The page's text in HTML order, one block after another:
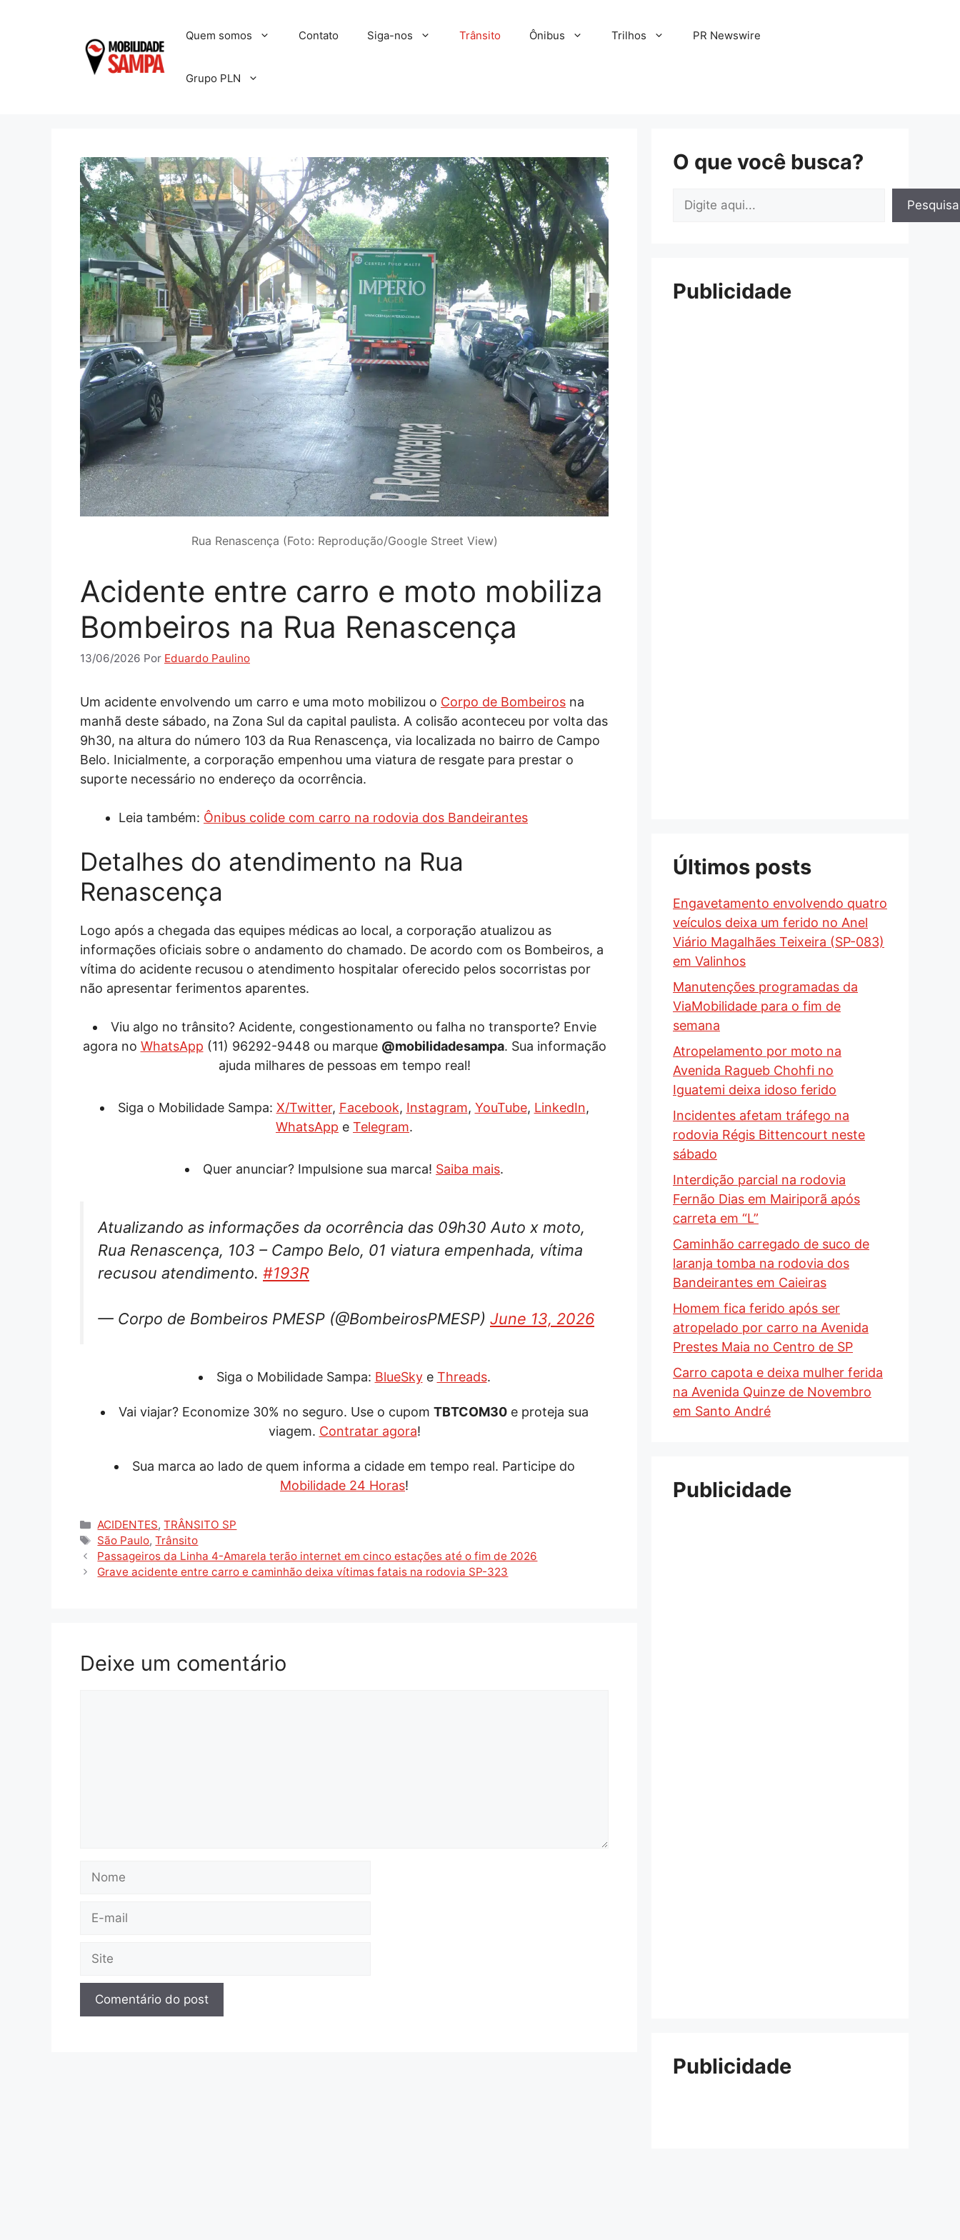
Quem somos Contato Siga-nos Trânsito Ônibus Trilhos PR Newswire
Grupo PLN
Rua Renascença (Foto: Reprodução/Google Street View)
Acidente entre carro e moto mobiliza
Bombeiros na Rua Renascença
13/06/2026 Por Eduardo Paulino
Um acidente envolvendo um carro e uma moto mobilizou o Corpo de Bombeiros na
manhã deste sábado, na Zona Sul da capital paulista. A colisão aconteceu por volta das
9h30, na altura do número 103 da Rua Renascença, via localizada no bairro de Campo
Belo. Inicialmente, a corporação empenhou uma viatura de resgate para prestar o
suporte necessário no endereço da ocorrência.
Leia também: Ônibus colide com carro na rodovia dos Bandeirantes
Detalhes do atendimento na Rua
Renascença
Logo após a chegada das equipes médicas ao local, a corporação atualizou as
informações oficiais sobre o andamento do chamado. De acordo com os Bombeiros, a
vítima do acidente recusou o atendimento hospitalar oferecido pelos socorristas por
não apresentar ferimentos aparentes.
Viu algo no trânsito? Acidente, congestionamento ou falha no transporte? Envie
agora no WhatsApp (11) 96292-9448 ou marque @mobilidadesampa. Sua informação
ajuda milhares de pessoas em tempo real!
Siga o Mobilidade Sampa: X/Twitter, Facebook, Instagram, YouTube, LinkedIn,
WhatsApp e Telegram.
Quer anunciar? Impulsione sua marca! Saiba mais.
Atualizando as informações da ocorrência das 09h30 Auto x moto,
Rua Renascença, 103 – Campo Belo, 01 viatura empenhada, vítima
recusou atendimento. #193R
— Corpo de Bombeiros PMESP (@BombeirosPMESP) June 13, 2026
Siga o Mobilidade Sampa: BlueSkye Threads.
Vai viajar? Economize 30% no seguro. Use o cupom TBTCOM30e proteja sua
viagem. Contratar agora!
Sua marca ao lado de quem informa a cidade em tempo real. Participe do
Mobilidade 24 Horas!
Categorias
ACIDENTES,TRÂNSITO SP
Tags
São Paulo,Trânsito
Passageiros da Linha 4-Amarela terão internet em cinco estações até o fim de 2026
Grave acidente entre carro e caminhão deixa vítimas fatais na rodovia SP-323
Deixe um comentário
Nome
E-
Site
O que você busca?
Pesquisar
Publicidade
Últimos posts
Engavetamento envolvendo quatro
veículos deixa um ferido no Anel
Viário Magalhães Teixeira (SP-083)
em Valinhos
Manutenções programadas da
ViaMobilidade para o fim de
semana
Atropelamento por moto na
Avenida Ragueb Chohfi no
Iguatemi deixa idoso ferido
Incidentes afetam tráfego na
rodovia Régis Bittencourt neste
sábado
Interdição parcial na rodovia
Fernão Dias em Mairiporã após
carreta em “L”
Caminhão carregado de suco de
laranja tomba na rodovia dos
Bandeirantes em Caieiras
Homem fica ferido após ser
atropelado por carro na Avenida
Prestes Maia no Centro de SP
Carro capota e deixa mulher ferida
na Avenida Quinze de Novembro
em Santo André
Publicidade
Publicidade